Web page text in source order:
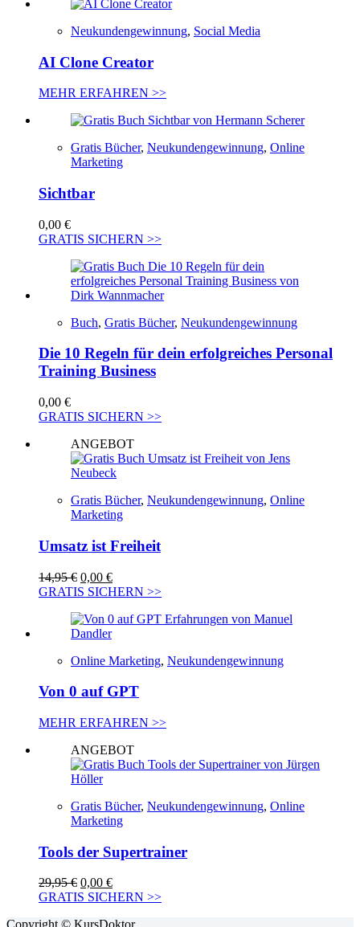
Neukundengewinnung, Social Media
AI Clone Creator
MEHR ERFAHREN >>
Gratis Bücher, Neukundengewinnung, Online
Marketing
Sichtbar
0,00 €
GRATIS SICHERN >>
Buch, Gratis Bücher, Neukundengewinnung
Die 10 Regeln für dein erfolgreiches Personal
Training Business
0,00 €
GRATIS SICHERN >>
ANGEBOT
Gratis Bücher, Neukundengewinnung, Online
Marketing
Umsatz ist Freiheit
14,95€ Ursprünglicher
Preis
14,95 €
0,00 €Aktueller
Preis
0,00 €.
GRATIS SICHERN >>
Online Marketing, Neukundengewinnung
Von 0 auf GPT
MEHR ERFAHREN >>
ANGEBOT
Gratis Bücher, Neukundengewinnung, Online
Marketing
Tools der Supertrainer
29,95€ Ursprünglicher
Preis
0,00 €Aktueller
Preis
GRATIS SICHERN >>